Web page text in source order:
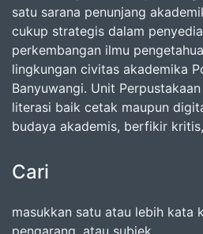
satu sarana penunjang
cukup strategis dalam
perkembangan ilmu
lingkungan civitas akademika
Banyuwangi. Unit
literasi baik cetak maupun
budaya akademis, berfikir
Cari
masukkan satu atau lebih kata